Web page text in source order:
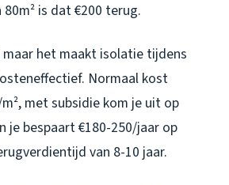
is dat €200 terug.
het maakt isolatie tijdens
Normaal kost
met subsidie kom je uit op
je bespaart €180-250/jaar op
van 8-10 jaar.